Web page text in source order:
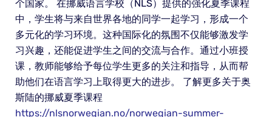
个国家。 在挪威语言学校（NLS）提供的强化夏季课程
中，学生将与来自世界各地的同学一起学习，形成一个
多元化的学习环境。这种国际化的氛围不仅能够激发学
习兴趣，还能促进学生之间的交流与合作。通过小班授
课，教师能够给予每位学生更多的关注和指导，从而帮
助他们在语言学习上取得更大的进步。 了解更多关于奥
斯陆的挪威夏季课程
https://nlsnorwegian.no/norwegian-summer-